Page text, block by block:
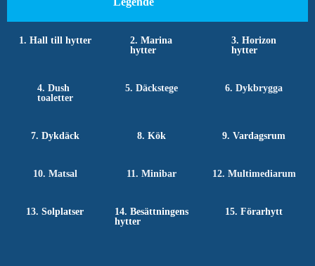
1. Hall till hytter
2. Marina
hytter
3. Horizon
hytter
4. Dush
toaletter
5. Däckstege 6. Dykbrygga
7. Dykdäck 8. Kök 9. Vardagsrum
10. Matsal 11. Minibar 12. Multimediarum
13. Solplatser
14. Besättningens
hytter
15. Förarhytt